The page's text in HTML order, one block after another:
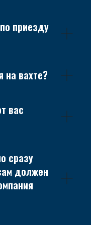
приезду
на вахте?
вас
сразу
должен